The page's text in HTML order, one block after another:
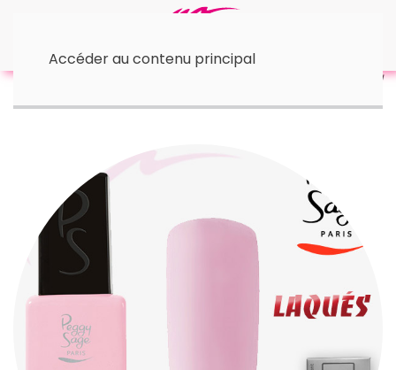
Accéder au contenu principal